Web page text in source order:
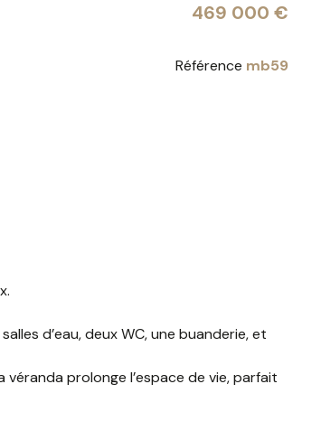
469 000 €
Référence mb59
d’eau, deux WC, une buanderie, et
prolonge l’espace de vie, parfait